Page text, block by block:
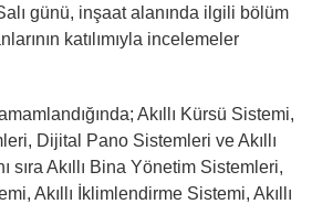
günü, inşaat alanında ilgili bölüm
katılımıyla incelemeler
Akıllı Kürsü Sistemi,
Dijital Pano Sistemleri ve Akıllı
sıra Akıllı Bina Yönetim Sistemleri,
Akıllı İklimlendirme Sistemi, Akıllı